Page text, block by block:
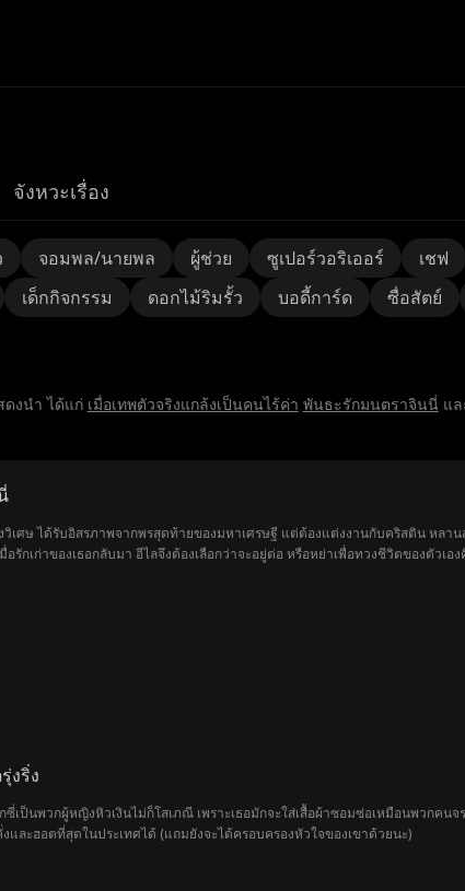
จังหวะเรื่อง
จอมพล/นายพล ผู้ช่วย ซูเปอร์วอริเออร์ เชฟ
เด็กกิจกรรม ดอกไม้ริมรั้ว บอดี้การ์ด ซื่อสัตย์
ดงนำ ได้แก่ เมื่อเทพตัวจริงแกล้งเป็นคนไร้ค่า พันธะรักมนตราจินนี่ แล
วิเศษ ได้รับอิสรภาพจากพรสุดท้ายของมหาเศรษฐี แต่ต้องแต่งงานกับคริสติน หลาน
อรักเก่าของเธอกลับมา อีไลจึงต้องเลือกว่าจะอยู่ต่อ หรือหย่าเพื่อทวงชีวิตของตัวเอ
งริ่ง
ซี่เป็นพวกผู้หญิงหิวเงินไม่ก็โสเภณี เพราะเธอมักจะใส่เสื้อผ้าซอมซ่อเหมือนพวกคน
และฮอตที่สุดในประเทศได้ (แถมยังจะได้ครอบครองหัวใจของเขาด้วยนะ)